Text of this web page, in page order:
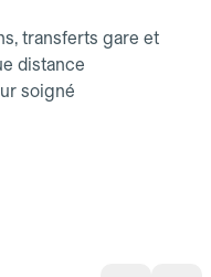
transferts gare et
distance
soigné